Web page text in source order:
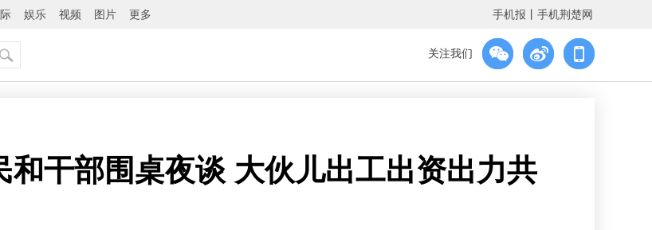
娱乐 视频 图片 更多 手机报 手机荆楚网
关注我们
和干部围桌夜谈 大伙儿出工出资出力共